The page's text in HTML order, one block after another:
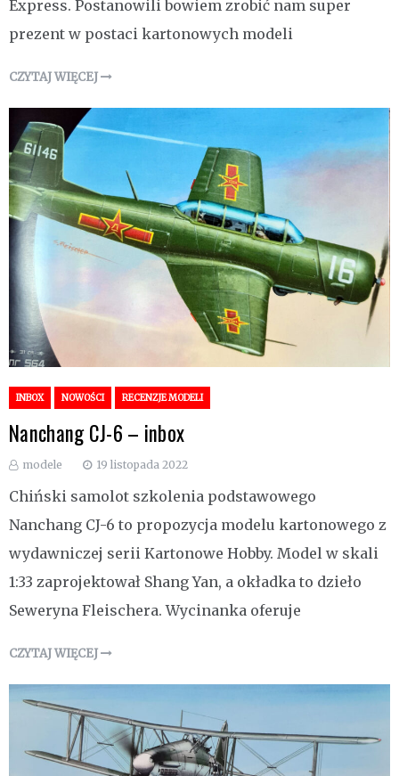
Express. Postanowili bowiem zrobić nam super
prezent w postaci kartonowych modeli
CZYTAJ WIĘCEJ
INBOX NOWOŚCI RECENZJE MODELI
Nanchang CJ-6 – inbox
modele 19 listopada 2022
Chiński samolot szkolenia podstawowego
Nanchang CJ-6 to propozycja modelu kartonowego z
wydawniczej serii Kartonowe Hobby. Model w skali
1:33 zaprojektował Shang Yan, a okładka to dzieło
Seweryna Fleischera. Wycinanka oferuje
CZYTAJ WIĘCEJ